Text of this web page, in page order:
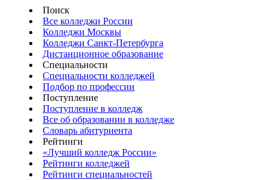
Поиск
Все колледжи России
Колледжи Москвы
Колледжи Санкт-Петербурга
Дистанционное образование
Специальности
Специальности колледжей
Подбор по профессии
Поступление
Поступление в колледж
Все об образовании в колледже
Словарь абитуриента
Рейтинги
«Лучший колледж России»
Рейтинги колледжей
Рейтинги специальностей